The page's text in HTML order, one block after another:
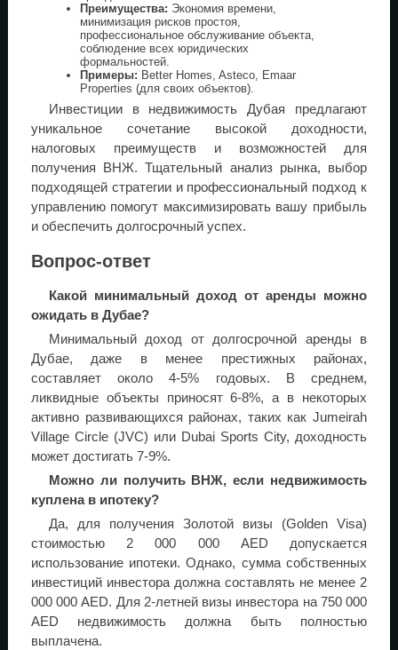
Преимущества: Экономия времени,
минимизация рисков простоя,
профессиональное обслуживание объекта,
соблюдение всех юридических
формальностей.
Примеры: Better Homes, Asteco, Emaar
Properties (для своих объектов).
Инвестиции в недвижимость Дубая предлагают
уникальное сочетание высокой доходности,
налоговых преимуществ и возможностей для
получения ВНЖ. Тщательный анализ рынка, выбор
подходящей стратегии и профессиональный подход к
управлению помогут максимизировать вашу прибыль
и обеспечить долгосрочный успех.
Вопрос-ответ
Какой минимальный доход от аренды можно
ожидать в Дубае?
Минимальный доход от долгосрочной аренды в
Дубае, даже в менее престижных районах,
составляет около 4-5% годовых. В среднем,
ликвидные объекты приносят 6-8%, а в некоторых
активно развивающихся районах, таких как Jumeirah
Village Circle (JVC) или Dubai Sports City, доходность
может достигать 7-9%.
Можно ли получить ВНЖ, если недвижимость
куплена в ипотеку?
Да, для получения Золотой визы (Golden Visa)
стоимостью 2 000 000 AED допускается
использование ипотеки. Однако, сумма собственных
инвестиций инвестора должна составлять не менее 2
000 000 AED. Для 2-летней визы инвестора на 750 000
AED недвижимость должна быть полностью
выплачена.